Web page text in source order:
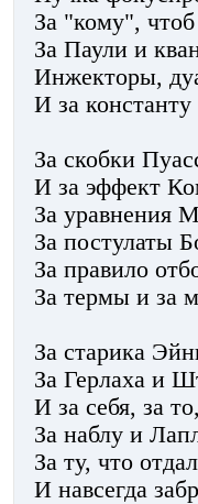
За "кому",
За Паули и
Инжекторы,
И за
За скобки
И за эффект
За уравнения
За постулаты
За правило
За термы и за
За старика
За Герлаха и
И за себя, за
За наблу и
За ту, что
И навсегда